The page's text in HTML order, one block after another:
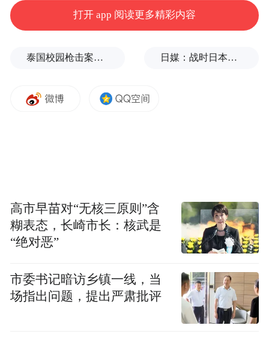
域高质量发展潜力，增强产业发展动力。启
动“黄河中游生态环境保护与治理”重点产业
动、企业联合等方式，部署开展沙地治理、
尾气净化、污水处理、流域治理等重点技术
究工作，陆续支持经费达到9000万元。
为提升黄河流域产业创新能力，陕西发布
发布煤矿废水再生利用、城镇污水脱氮除
磷、农村生活污水处理、重金属污染土壤修
复与尾矿资源化利用、水资源保护、渭河山
打开 app 阅读更多精彩内容
泰国校园枪击案致9死，枪手父亲道歉 日媒：战时日本多所大学进行输血人体实验，向患者注射动物血
高市早苗对“无核三原则”含
糊表态，长崎市长：核武是
“绝对恶”
市委书记暗访乡镇一线，当
场指出问题，提出严肃批评